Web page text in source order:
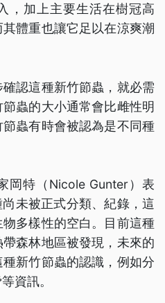
，加上主要生活在樹冠高
體重也讓它足以在涼爽潮
認這種新竹節蟲，就必需
蟲的大小通常會比雌性明
蟲有時會被認為是不同種
岡特（Nicole Gunter）表
未被正式分類、紀錄，這
多樣性的空白。目前這種
森林地區被發現，未來的
新竹節蟲的認識，例如分
資訊。